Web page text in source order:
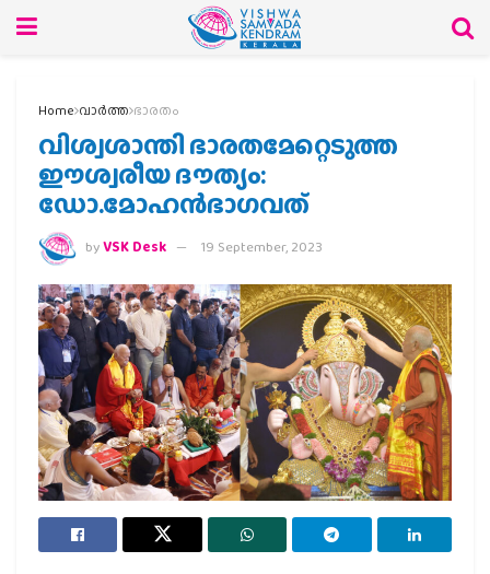
Home വാര്‍ത്ത ഭാരതം
വിശ്വശാന്തി ഭാരതമേറ്റെടുത്ത
ഈശ്വരീയ ദൗത്യം:
ഡോ.മോഹൻഭാഗവത്
byVSK Desk 19 September, 2023